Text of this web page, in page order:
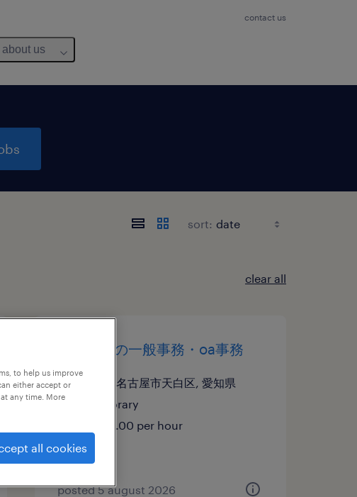
contact us
about us
sort:
clear all
教育関連の一般事務・oa事務
愛知県名古屋市天白区, 愛知県
temporary
¥1500.00 per hour
posted 5 august 2026
to help us improve
either accept or
any time. More
all cookies